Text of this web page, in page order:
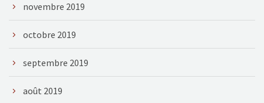
novembre 2019
octobre 2019
septembre 2019
août 2019